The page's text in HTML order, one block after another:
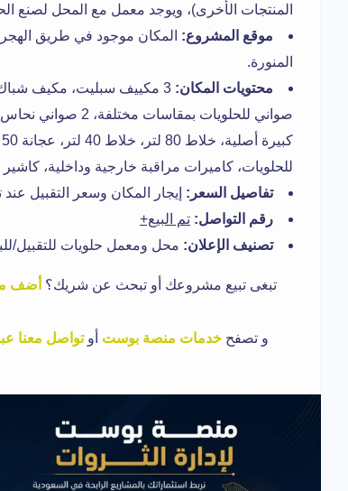
المنتجات الأخرى)، ويوجد معمل مع المحل لصنع
موقع المشروع: المكان موجود في طريق الهجرة
المنورة.
محتويات المكان:
صواني للحلويات
للحلويات، كاميرات مراقبة خارجية وداخلية،
تفاصيل السعر: إيجار المكان وسعر التقبيل
رقم التواصل: تم البيع+
تصنيف الإعلان: محل ومعمل حلويات للتقبيل/
تبغى تبيع مشروعك أو تبحث عن شريك؟ أضف
و تصفحخدمات منصة بوست أو تواصل معنا